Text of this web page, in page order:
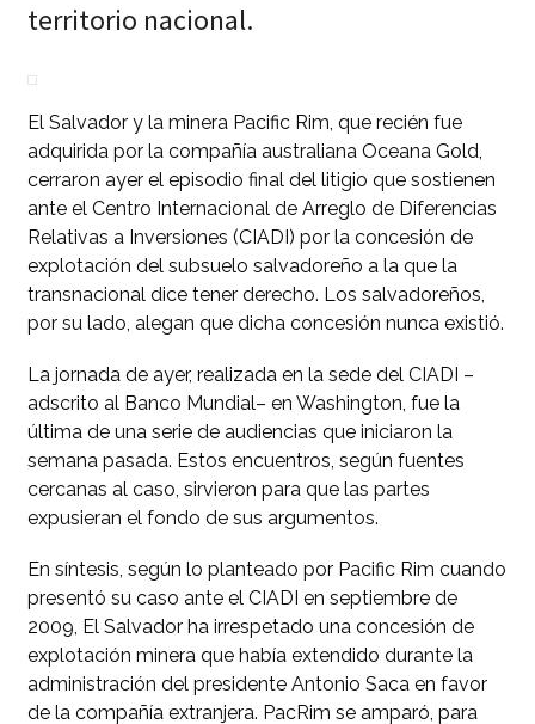
territorio nacional.
El Salvador y la minera Pacific Rim, que recién fue
adquirida por la compañía australiana Oceana Gold,
cerraron ayer el episodio final del litigio que sostienen
ante el Centro Internacional de Arreglo de Diferencias
Relativas a Inversiones (CIADI) por la concesión de
explotación del subsuelo salvadoreño a la que la
transnacional dice tener derecho. Los salvadoreños,
por su lado, alegan que dicha concesión nunca existió.
La jornada de ayer, realizada en la sede del CIADI –
adscrito al Banco Mundial– en Washington, fue la
última de una serie de audiencias que iniciaron la
semana pasada. Estos encuentros, según fuentes
cercanas al caso, sirvieron para que las partes
expusieran el fondo de sus argumentos.
En síntesis, según lo planteado por Pacific Rim cuando
presentó su caso ante el CIADI en septiembre de
2009, El Salvador ha irrespetado una concesión de
explotación minera que había extendido durante la
administración del presidente Antonio Saca en favor
de la compañía extranjera. PacRim se amparó, para